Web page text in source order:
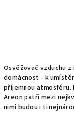
Osvěžovač vzduchu
domácnost - k
příjemnou atmosféru.
Areon patří mezi
nimi budou i ti